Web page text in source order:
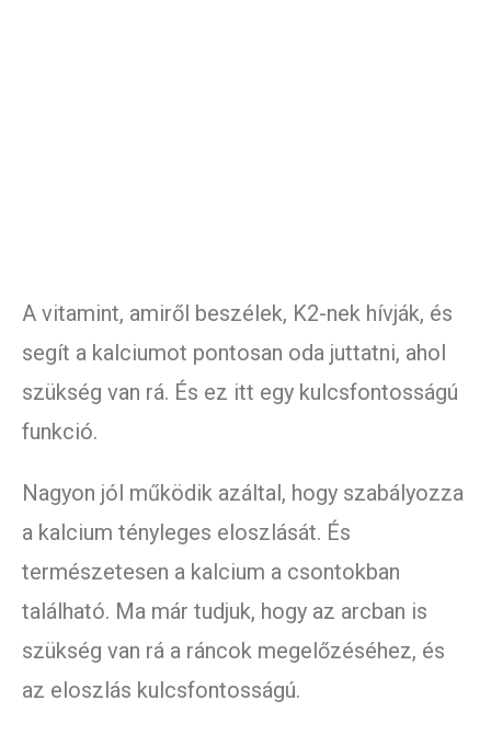
A vitamint, amiről beszélek, K2-nek hívják, és
segít a kalciumot pontosan oda juttatni, ahol
szükség van rá. És ez itt egy kulcsfontosságú
funkció.
Nagyon jól működik azáltal, hogy szabályozza
a kalcium tényleges eloszlását. És
természetesen a kalcium a csontokban
található. Ma már tudjuk, hogy az arcban is
szükség van rá a ráncok megelőzéséhez, és
az eloszlás kulcsfontosságú.